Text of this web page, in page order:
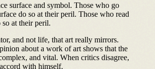
surface and symbol. Those who go
do so at their peril. Those who read
at their peril.
and not life, that art really mirrors.
about a work of art shows that the
and vital. When critics disagree,
with himself.